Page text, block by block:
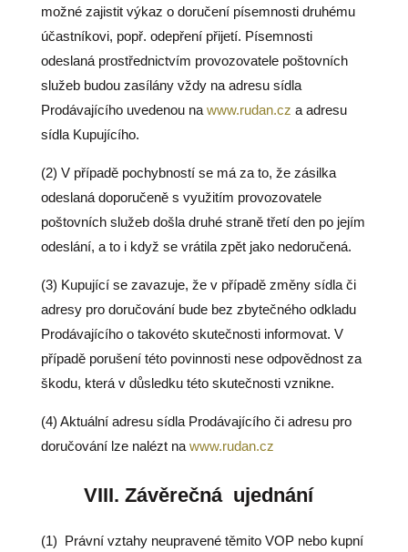
možné zajistit výkaz o doručení písemnosti druhému
účastníkovi, popř. odepření přijetí. Písemnosti
odeslaná prostřednictvím provozovatele poštovních
služeb budou zasílány vždy na adresu sídla
Prodávajícího uvedenou na www.rudan.cz a adresu
sídla Kupujícího.
(2) V případě pochybností se má za to, že zásilka
odeslaná doporučeně s využitím provozovatele
poštovních služeb došla druhé straně třetí den po jejím
odeslání, a to i když se vrátila zpět jako nedoručená.
(3) Kupující se zavazuje, že v případě změny sídla či
adresy pro doručování bude bez zbytečného odkladu
Prodávajícího o takovéto skutečnosti informovat. V
případě porušení této povinnosti nese odpovědnost za
škodu, která v důsledku této skutečnosti vznikne.
(4) Aktuální adresu sídla Prodávajícího či adresu pro
doručování lze nalézt na www.rudan.cz
VIII. Závěrečná ujednání
(1) Právní vztahy neupravené těmito VOP nebo kupní